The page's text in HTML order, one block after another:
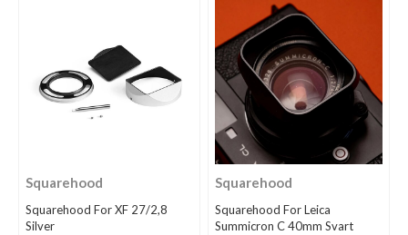
Squarehood
Squarehood For XF 27/2,8
Silver
Squarehood
Squarehood For Leica
Summicron C 40mm Svart